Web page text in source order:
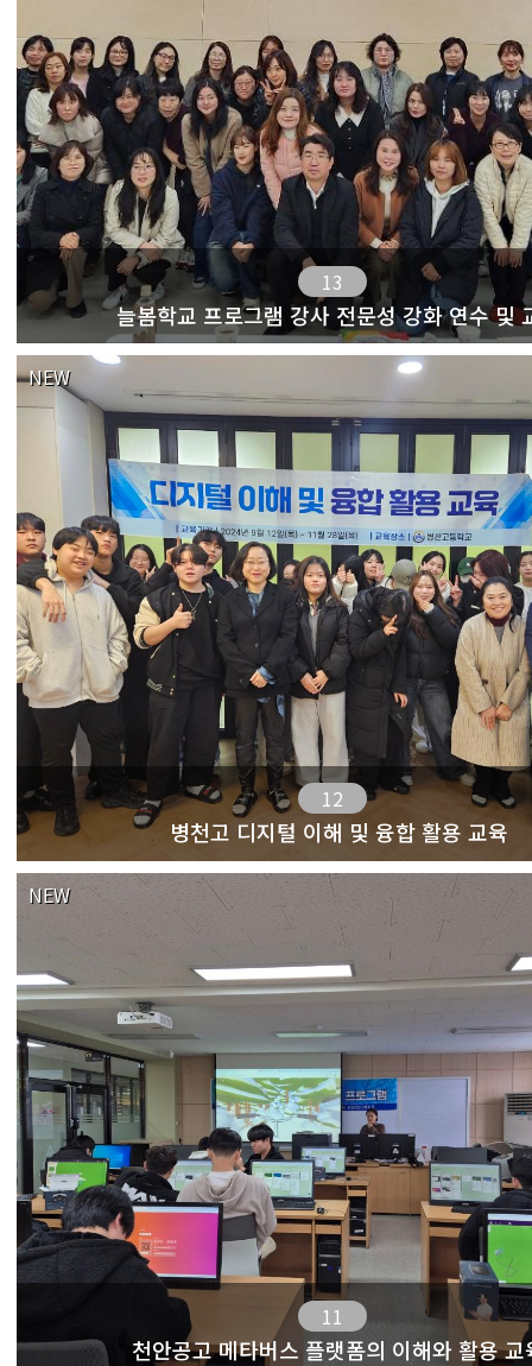
13
늘봄학교 프로그램 강사 전문성 강화 연수 및
NEW
12
병천고 디지털 이해 및 융합 활용 교육
NEW
11
천안공고 메타버스 플랫폼의 이해와 활용 교